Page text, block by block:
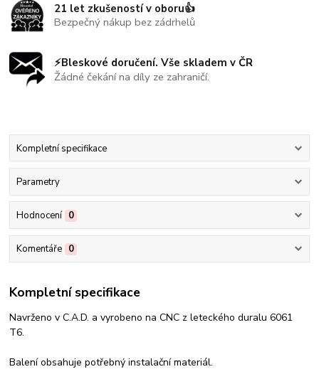
21 let zkušeností v oboru👍
Bezpečný nákup bez zádrhelů
⚡Bleskové doručení. Vše skladem v ČR
Žádné čekání na díly ze zahraničí.
Kompletní specifikace
Parametry
Hodnocení 0
Komentáře 0
Kompletní specifikace
Navrženo v C.A.D. a vyrobeno na CNC z leteckého duralu 6061
T6.
Balení obsahuje potřebný instalační materiál.